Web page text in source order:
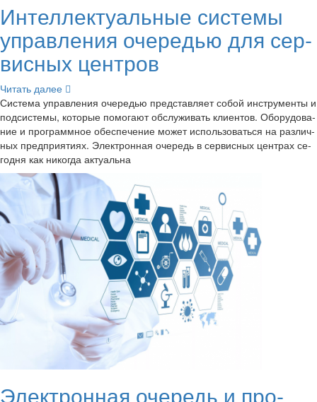
Ин­тел­лек­ту­аль­ные си­сте­мы
управ­ле­ния оче­ре­дью для сер­
вис­ных цен­тров
Чи­тать далее
Си­сте­ма управ­ле­ния оче­ре­дью пред­став­ля­ет собой ин­стру­мен­ты и
под­си­сте­мы, ко­то­рые по­мо­га­ют об­слу­жи­вать кли­ен­тов. Обо­ру­до­ва­
ние и про­грамм­ное обес­пе­че­ние может ис­поль­зо­вать­ся на раз­лич­
ных пред­при­я­ти­ях. Элек­трон­ная оче­редь в сер­вис­ных цен­трах се­
го­дня как ни­ко­гда ак­ту­аль­на
Элек­трон­ная оче­редь и про­